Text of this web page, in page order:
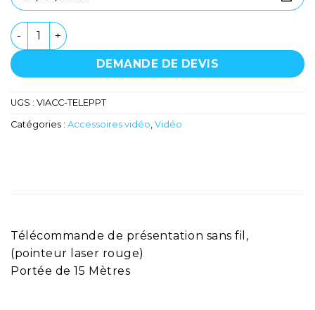
quantité de Télécommande PPT - Logitec
DEMANDE DE DEVIS
UGS : VIACC-TELEPPT
Catégories : Accessoires vidéo, Vidéo
Télécommande de présentation sans fil,
(pointeur laser rouge)
Portée de 15 Mètres